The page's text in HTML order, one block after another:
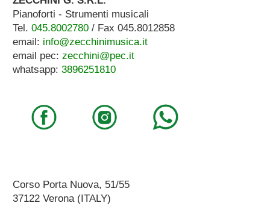
Pianoforti - Strumenti musicali
Tel. 045.8002780/ Fax 045.8012858
email: info@zecchinimusica.it
email pec: zecchini@pec.it
whatsapp: 3896251810
Corso Porta Nuova, 51/55
37122 Verona (ITALY)